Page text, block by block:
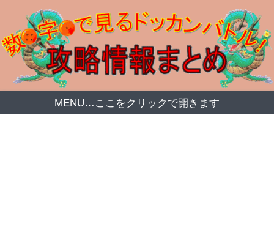
MENU…ここをクリックで開きます